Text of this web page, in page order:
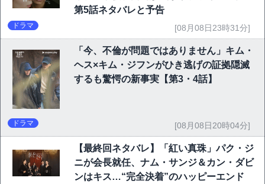
第5話ネタバレと予告
ドラマ [08月08日23時31分]
「今、不倫が問題ではありません」キム・
ヘス×キム・ジフンがひき逃げの証拠隠滅
するも驚愕の新事実【第3・4話】
ドラマ [08月08日20時04分]
【最終回ネタバレ】「紅い真珠」パク・ジ
ニが会長就任、ナム・サンジ＆カン・ダビ
ンはキス…“完全決着”のハッピーエンド